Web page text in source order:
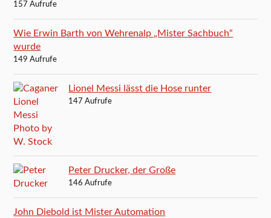
157 Aufrufe
Wie Erwin Barth von Wehrenalp „Mister Sachbuch“
wurde
149 Aufrufe
Lionel Messi lässt die Hose runter
147 Aufrufe
Peter Drucker, der Große
146 Aufrufe
John Diebold ist Mister Automation